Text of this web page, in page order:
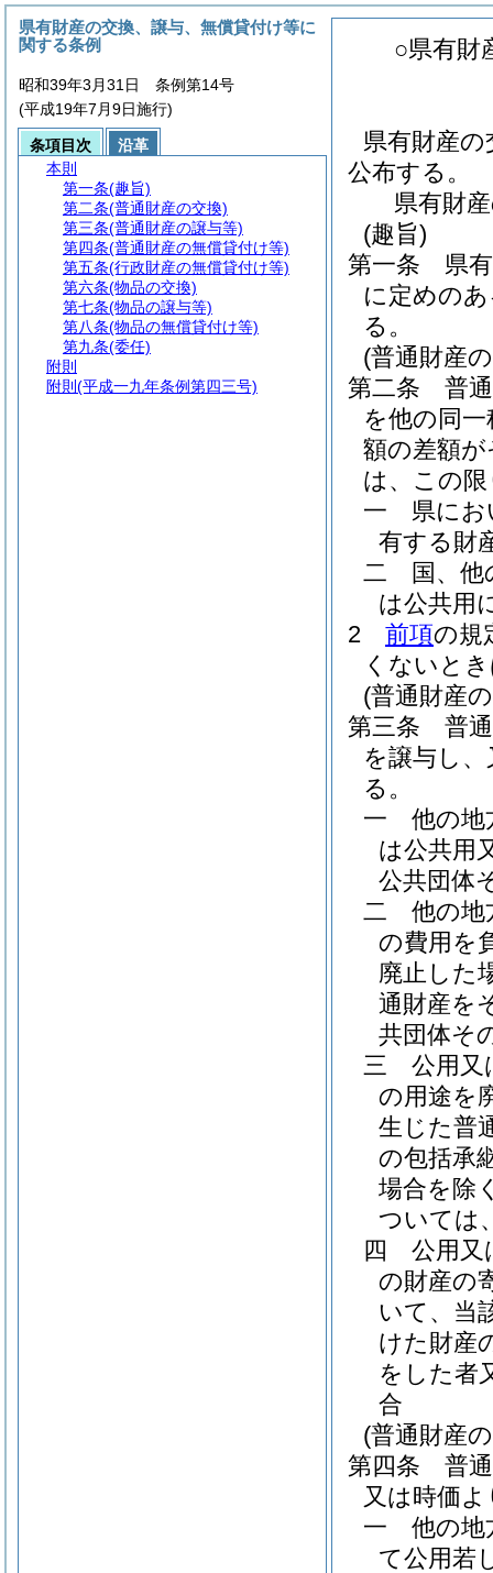
○県有財
県有財産
公布する。
県有財
(趣旨)
第一条
県
に定めの
る。
(普通財産
第二条
普
を他の同
額の差額
は、この
一
県に
有する財
二
国、
は公共用
2
前項の規
くないと
(普通財産
第三条
普
を譲与し
る。
一
他の地
は公共用
公共団体
二
他の地
の費用を
廃止した
通財産を
共団体そ
三
公用又
の用途を
生じた普
の包括承
場合を除
ついては
四
公用又
の財産の
いて、当
けた財産
をした者
合
(普通財産
第四条
普
又は時価
一
他の地
て公用若
県有財産の交換、譲与、無償貸付け等に
関する条例
昭和39年3月31日 条例第14号
(平成19年7月9日施行)
条項目次
沿革
本則
第一条(趣旨)
第二条(普通財産の交換)
第三条(普通財産の譲与等)
第四条(普通財産の無償貸付け等)
第五条(行政財産の無償貸付け等)
第六条(物品の交換)
第七条(物品の譲与等)
第八条(物品の無償貸付け等)
第九条(委任)
附則
附則 (平成一九年条例第四三号)